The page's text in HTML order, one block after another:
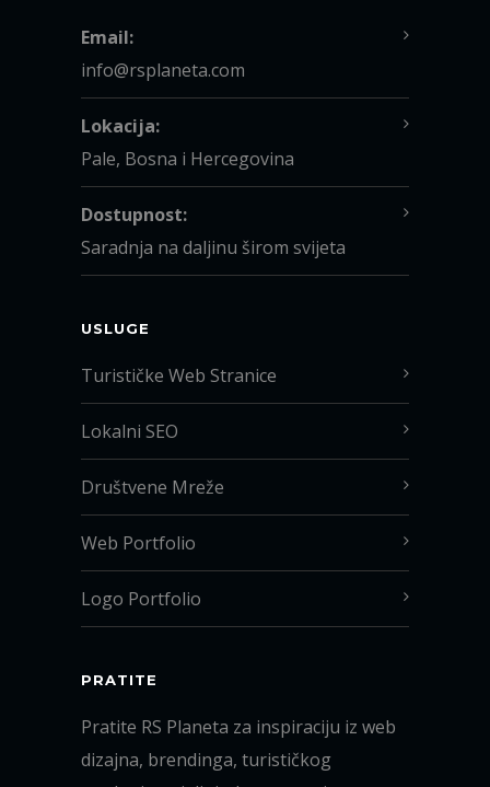
Email:
info@rsplaneta.com
Lokacija:
Pale, Bosna i Hercegovina
Dostupnost:
Saradnja na daljinu širom svijeta
USLUGE
Turističke Web Stranice
Lokalni SEO
Društvene Mreže
Web Portfolio
Logo Portfolio
PRATITE
Pratite RS Planeta za inspiraciju iz web
dizajna, brendinga, turističkog